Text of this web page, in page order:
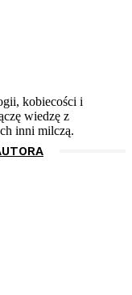
kobiecości i
wiedzę z
inni milczą.